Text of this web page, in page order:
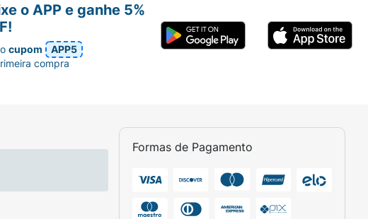
Formas de Pagamento
o APP e ganhe 5%
ocupom
APP5
compra